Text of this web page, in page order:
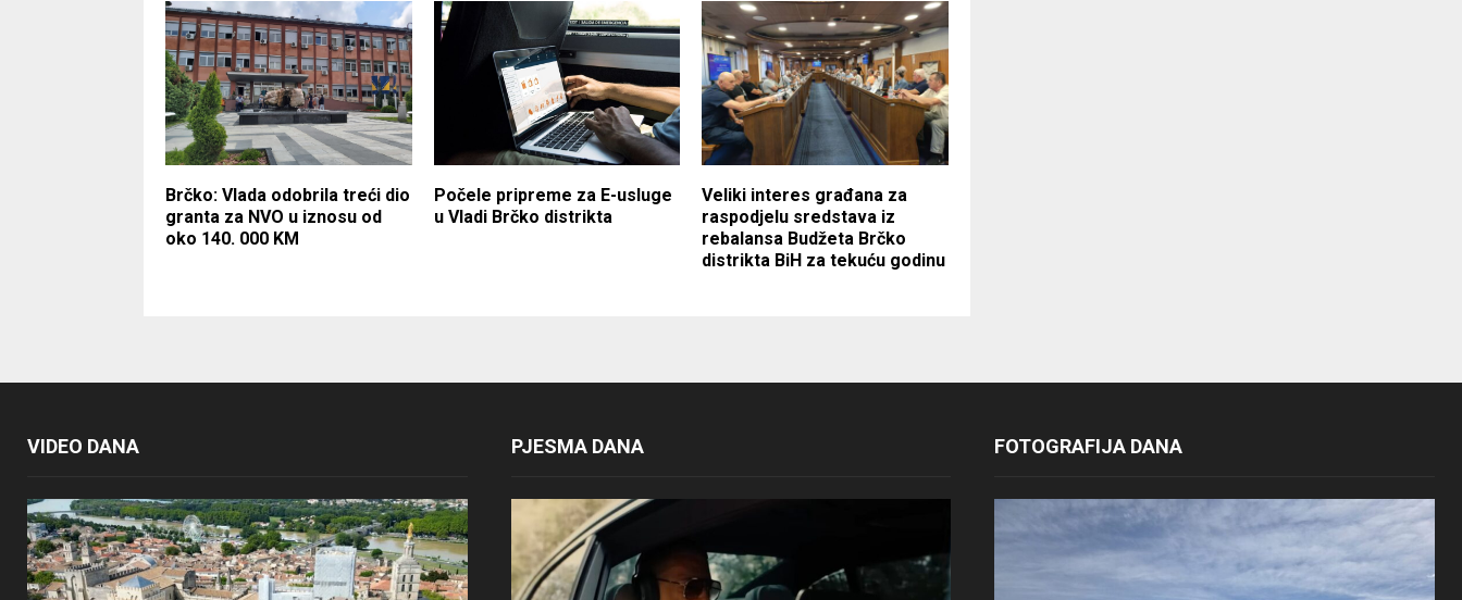
Brčko: Vlada odobrila treći dio
granta za NVO u iznosu od
oko 140. 000 KM
Počele pripreme za E-usluge
u Vladi Brčko distrikta
Veliki interes građana za
raspodjelu sredstava iz
rebalansa Budžeta Brčko
distrikta BiH za tekuću godinu
VIDEO DANA PJESMA DANA FOTOGRAFIJA DANA